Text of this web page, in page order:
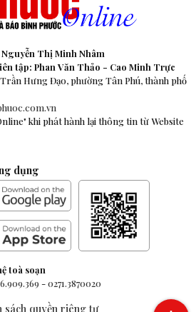
Thị Minh Nhâm
tập: Phan Văn Thảo - Cao Minh Trực
Hưng Đạo, phường Tân Phú, thành phố
khi phát hành lại thông tin từ Website
dụng
toà soạn
-0271.3870020
sách quyền riêng tư